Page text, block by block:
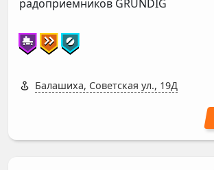
радоприемников GRUNDIG
Балашиха, Советская ул., 19Д